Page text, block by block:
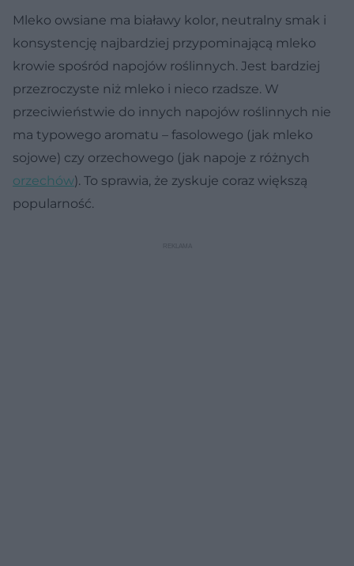
Mleko owsiane ma białawy kolor, neutralny smak i
konsystencję najbardziej przypominającą mleko
krowie spośród napojów roślinnych. Jest bardziej
przezroczyste niż mleko i nieco rzadsze. W
przeciwieństwie do innych napojów roślinnych nie
ma typowego aromatu – fasolowego (jak mleko
sojowe) czy orzechowego (jak napoje z różnych
orzechów). To sprawia, że zyskuje coraz większą
popularność.